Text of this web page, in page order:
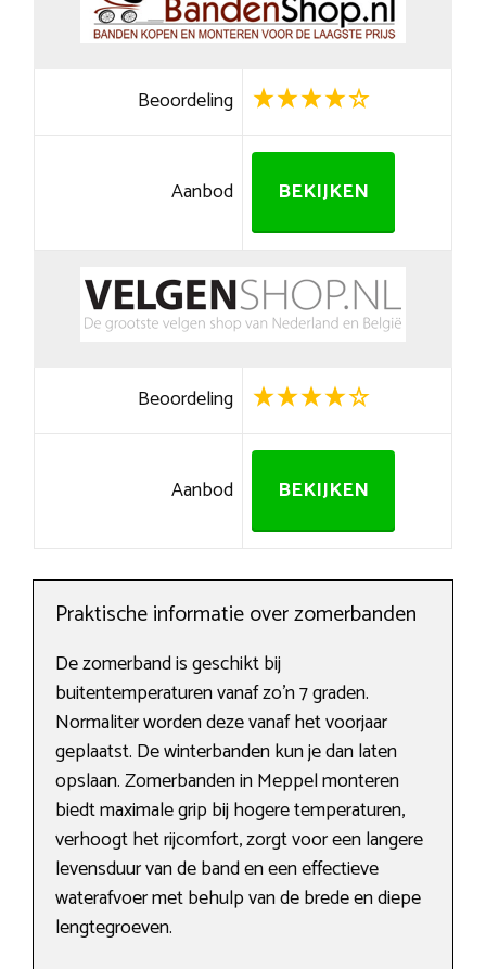
Beoordeling
Aanbod BEKIJKEN
Beoordeling
Aanbod BEKIJKEN
Praktische informatie over zomerbanden
De zomerband is geschikt bij
buitentemperaturen vanaf zo’n 7 graden.
Normaliter worden deze vanaf het voorjaar
geplaatst. De winterbanden kun je dan laten
opslaan. Zomerbanden in Meppel monteren
biedt maximale grip bij hogere temperaturen,
verhoogt het rijcomfort, zorgt voor een langere
levensduur van de band en een effectieve
waterafvoer met behulp van de brede en diepe
lengtegroeven.